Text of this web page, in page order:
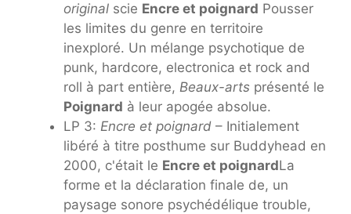
original scie Encre et poignard Pousser
les limites du genre en territoire
inexploré. Un mélange psychotique de
punk, hardcore, electronica et rock and
roll à part entière, Beaux-arts présenté le
Poignard à leur apogée absolue.
LP 3: Encre et poignard – Initialement
libéré à titre posthume sur Buddyhead en
2000, c'était le Encre et poignardLa
forme et la déclaration finale de, un
paysage sonore psychédélique trouble,